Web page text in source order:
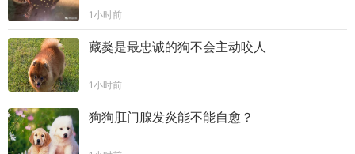
1小时前
藏獒是最忠诚的狗不会主动咬人
1小时前
狗狗肛门腺发炎能不能自愈？